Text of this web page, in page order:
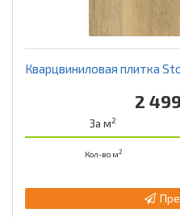
Кварцвиниловая плитка
2
За м2
Кол-во м2